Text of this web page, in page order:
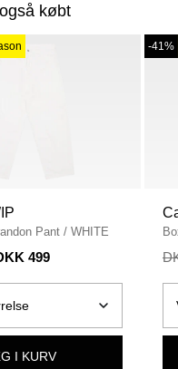
købt
Pant / WHITE
499
I KURV
-41%